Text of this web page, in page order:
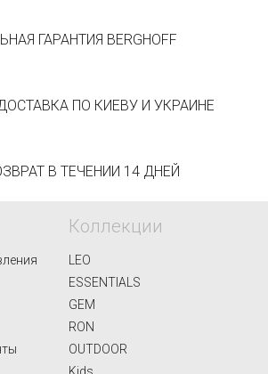
ГАРАНТИЯ BERGHOFF
ПО КИЕВУ И УКРАИНЕ
В ТЕЧЕНИИ 14 ДНЕЙ
Коллекции
LEO
ESSENTIALS
GEM
RON
OUTDOOR